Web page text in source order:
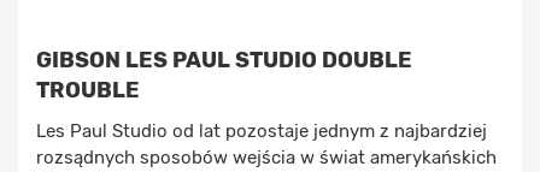
GIBSON LES PAUL STUDIO DOUBLE
TROUBLE
Les Paul Studio od lat pozostaje jednym z najbardziej
rozsądnych sposobów wejścia w świat amerykańskich